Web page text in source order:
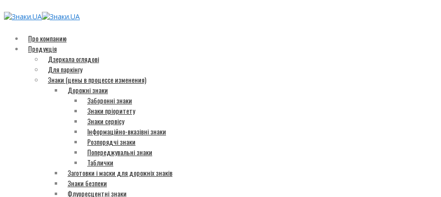
Про компанию
Продукція
Дзеркала оглядові
Для паркінгу
Знаки (цены в процессе изменения)
Дорожні знаки
Заборонні знаки
Знаки пріоритету
Знаки сервісу
Інформаційно-вказівні знаки
Розпорядчі знаки
Попереджувальні знаки
Таблички
Заготовки і маски для дорожніх знаків
Знаки безпеки
Флуоресцентні знаки